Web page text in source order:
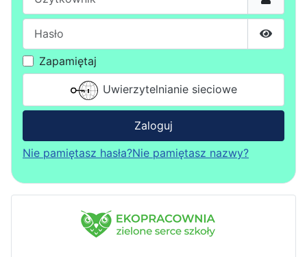
Pokaż
Zapamiętaj
Uwierzytelnianie sieciowe
Zaloguj
Nie pamiętasz hasła?Nie pamiętasz nazwy?